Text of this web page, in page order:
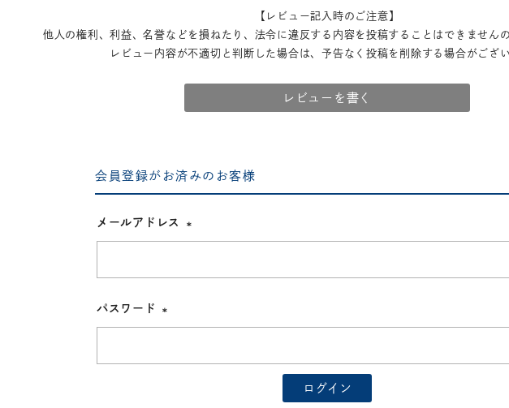
【レビュー記入時のご注意】
他人の権利、利益、名誉などを損ねたり、法令に違反する内容を投稿することはできません
レビュー内容が不適切と判断した場合は、予告なく投稿を削除する場合がござい
レビューを書く
会員登録がお済みのお客様
メールアドレス
パスワード
ログイン